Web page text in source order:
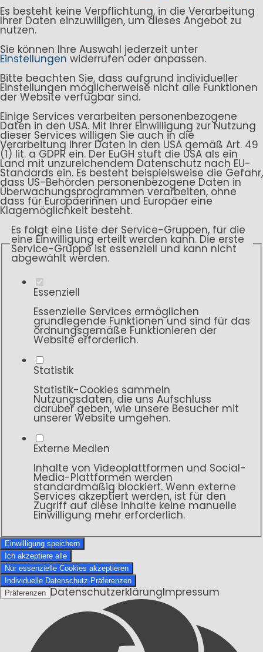
Es besteht keine Verpflichtung, in die Verarbeitung
Ihrer Daten einzuwilligen, um dieses Angebot zu
nutzen.
Sie können Ihre Auswahl jederzeit unter
Einstellungen widerrufen oder anpassen.
Bitte beachten Sie, dass aufgrund individueller
Einstellungen möglicherweise nicht alle Funktionen
der Website verfügbar sind.
Einige Services verarbeiten personenbezogene
Daten in den USA. Mit Ihrer Einwilligung zur Nutzung
dieser Services willigen Sie auch in die
Verarbeitung Ihrer Daten in den USA gemäß Art. 49
(1) lit. a GDPR ein. Der EuGH stuft die USA als ein
Land mit unzureichendem Datenschutz nach EU-
Standards ein. Es besteht beispielsweise die Gefahr,
dass US-Behörden personenbezogene Daten in
Überwachungsprogrammen verarbeiten, ohne
dass für Europäerinnen und Europäer eine
Klagemöglichkeit besteht.
Es folgt eine Liste der Service-Gruppen, für die
eine Einwilligung erteilt werden kann. Die erste
Service-Gruppe ist essenziell und kann nicht
abgewählt werden.
Essenziell
Essenzielle Services ermöglichen
grundlegende Funktionen und sind für das
ordnungsgemäße Funktionieren der
Website erforderlich.
Statistik
Statistik-Cookies sammeln
Nutzungsdaten, die uns Aufschluss
darüber geben, wie unsere Besucher mit
unserer Website umgehen.
Externe Medien
Inhalte von Videoplattformen und Social-
Media-Plattformen werden
standardmäßig blockiert. Wenn externe
Services akzeptiert werden, ist für den
Zugriff auf diese Inhalte keine manuelle
Einwilligung mehr erforderlich.
Einwilligung speichern
Ich akzeptiere alle
Nur essenzielle Cookies akzeptieren
Individuelle Datenschutz-Präferenzen
Präferenzen DatenschutzerklärungImpressum